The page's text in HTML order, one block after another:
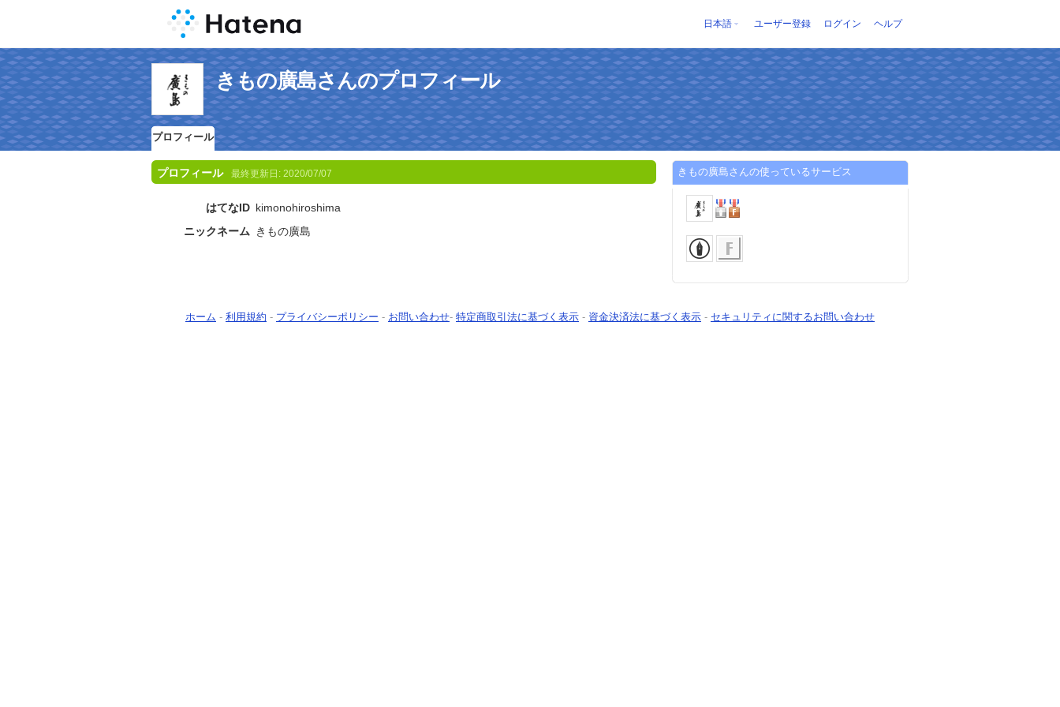
日本語 ユーザー登録 ログイン ヘルプ
きもの廣島さんのプロフィール
プロフィール
プロフィール 最終更新日: 2020/07/07
はてなID kimonohiroshima
ニックネーム きもの廣島
きもの廣島さんの使っているサービス
ホーム - 利用規約 - プライバシーポリシー - お問い合わせ- 特定商取引法に基づく表示 - 資金決済法に基づく表示 - セキュリティに関するお問い合わせ